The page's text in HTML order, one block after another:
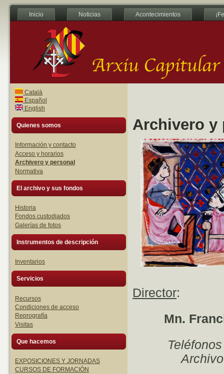
Inicio Noticias Acontecimientos
Català
Español
English
Quienes somos
Información y contacto
Acceso y horarios
Archivero y personal
Normativa
El archivo y sus fondos
Historia
Fondos custodiados
Galerías de fotos
Instrumentos de descripción
Inventarios
Servicios
Recursos
Condiciones de acceso
Reprografía
Visitas
Que hacemos
EXPOSICIONES Y JORNADAS
CURSOS DE FORMACIÓN
Archivero y
Director:
Mn.
Archivo